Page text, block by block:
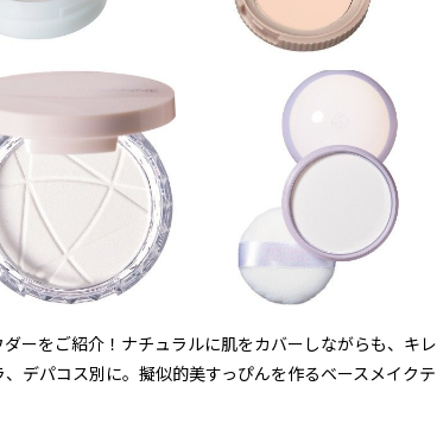
ーをご紹介！ナチュラルに肌をカバーしながらも、キレ
デパコス別に。擬似的美すっぴんを作るベースメイクテ